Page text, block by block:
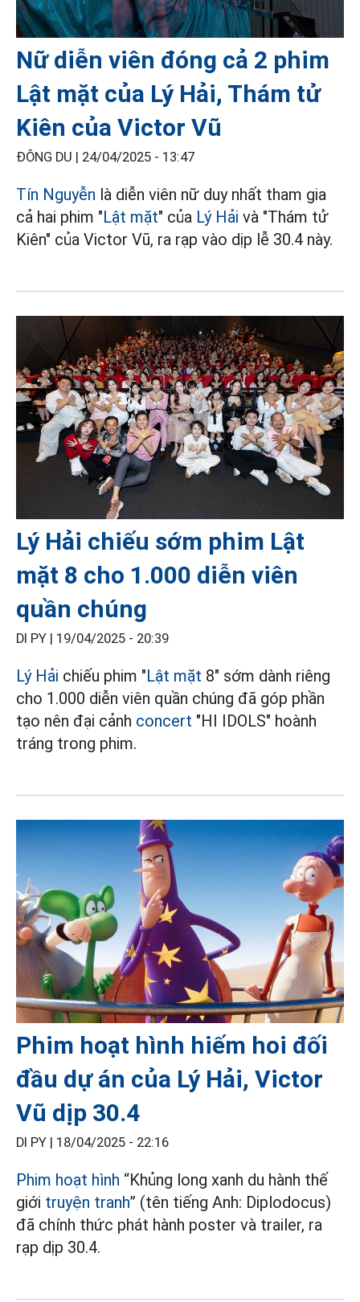
Nữ diễn viên đóng cả 2 phim
Lật mặt của Lý Hải, Thám tử
Kiên của Victor Vũ
ĐÔNG DU | 24/04/2025 - 13:47
Tín Nguyễn là diễn viên nữ duy nhất tham gia
cả hai phim "Lật mặt" của Lý Hải và "Thám tử
Kiên" của Victor Vũ, ra rạp vào dịp lễ 30.4 này.
Lý Hải chiếu sớm phim Lật
mặt 8 cho 1.000 diễn viên
quần chúng
DI PY | 19/04/2025 - 20:39
Lý Hải chiếu phim "Lật mặt 8" sớm dành riêng
cho 1.000 diễn viên quần chúng đã góp phần
tạo nên đại cảnh concert "HI IDOLS" hoành
tráng trong phim.
Phim hoạt hình hiếm hoi đối
đầu dự án của Lý Hải, Victor
Vũ dịp 30.4
DI PY | 18/04/2025 - 22:16
Phim hoạt hình “Khủng long xanh du hành thế
giới truyện tranh” (tên tiếng Anh: Diplodocus)
đã chính thức phát hành poster và trailer, ra
rạp dịp 30.4.